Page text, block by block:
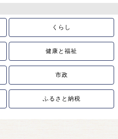
くらし
健康と福祉
市政
ふるさと納税